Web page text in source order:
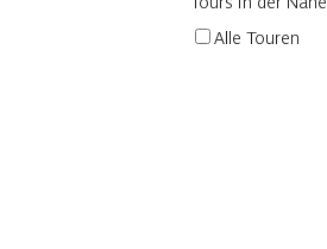
Alle Touren